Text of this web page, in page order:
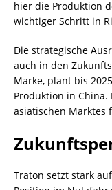
hier die Produktion
wichtiger Schritt in
Die strategische
auch in den
Marke, plant bis
Produktion in
asiatischen Marktes
Traton setzt stark